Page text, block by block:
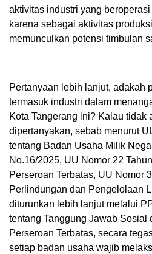
aktivitas industri yang
karena sebagai aktivitas
memunculkan potensi timbulan
Pertanyaan lebih lanjut, adakah
termasuk industri dalam
Kota Tangerang ini? Kalau tidak
dipertanyakan, sebab menurut
tentang Badan Usaha Milik
No.16/2025, UU Nomor 22
Perseroan Terbatas, UU Nomor
Perlindungan dan Pengelolaan
diturunkan lebih lanjut melalui
tentang Tanggung Jawab Sosial
Perseroan Terbatas, secara
setiap badan usaha wajib